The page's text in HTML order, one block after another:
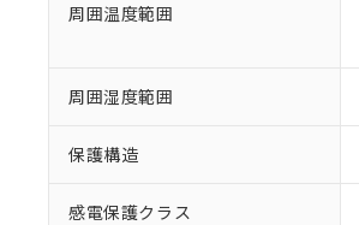
周囲温度範囲
周囲湿度範囲
保護構造
感電保護クラス